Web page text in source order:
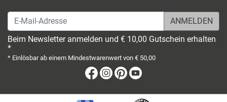
E-Mail-Adresse
Beim Newsletter anmelden und € 10,00 Gutschein erhalten
*
* Einlösbar ab einem Mindestwarenwert von € 50,00
Facebook
Instagram
Pinterest